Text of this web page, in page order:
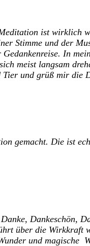
ist wirklich
Stimme und der
In
meist langsam
Tier und grüß mir die
gemacht. Die ist
Dankeschön,
über die Wirkkraft
und magische